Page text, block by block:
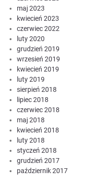
maj 2023
kwiecień 2023
czerwiec 2022
luty 2020
grudzień 2019
wrzesień 2019
kwiecień 2019
luty 2019
sierpień 2018
lipiec 2018
czerwiec 2018
maj 2018
kwiecień 2018
luty 2018
styczeń 2018
grudzień 2017
październik 2017